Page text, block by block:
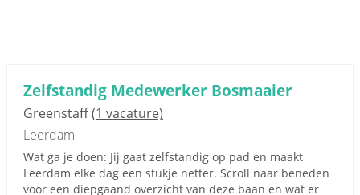
Zelfstandig Medewerker Bosmaaier
Greenstaff(1 vacature)
Leerdam
Wat ga je doen: Jij gaat zelfstandig op pad en maakt
Leerdam elke dag een stukje netter. Scroll naar beneden
voor een diepgaand overzicht van deze baan en wat er